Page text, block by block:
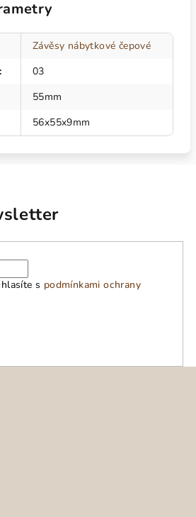
Závěsy nábytkové čepové
:
03
55mm
56x55x9mm
s podmínkami ochrany